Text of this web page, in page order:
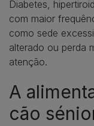
Diabetes,
com maior
como sede
alterado ou perda
atenção.
A
cão